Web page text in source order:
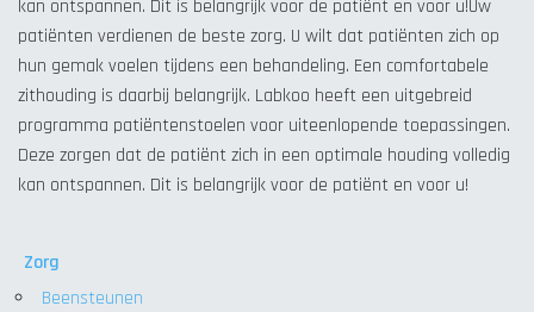
kan ontspannen. Dit is belangrijk voor de patiënt en voor u!Uw
patiënten verdienen de beste zorg. U wilt dat patiënten zich op
hun gemak voelen tijdens een behandeling. Een comfortabele
zithouding is daarbij belangrijk. Labkoo heeft een uitgebreid
programma patiëntenstoelen voor uiteenlopende toepassingen.
Deze zorgen dat de patiënt zich in een optimale houding volledig
kan ontspannen. Dit is belangrijk voor de patiënt en voor u!
Zorg
Beensteunen